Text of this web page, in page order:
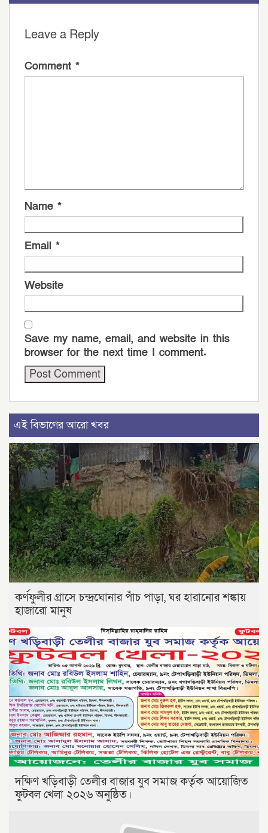
Leave a Reply
Comment *
Name *
Email *
Website
Save my name, email, and website in this
browser for the next time I comment.
এই বিভাগের আরো খবর
কর্ণফুলীর গ্রাসে চন্দ্রঘোনার পাঁচ পাড়া, ঘর হারানোর শঙ্কায়
হাজারো মানুষ
দক্ষিণ খড়িবাড়ী তেলীর বাজার যুব সমাজ কর্তৃক আয়োজিত
ফুটবল খেলা ২০২৬ অনুষ্ঠিত।